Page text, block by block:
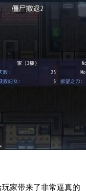
家带来了非常逼真的